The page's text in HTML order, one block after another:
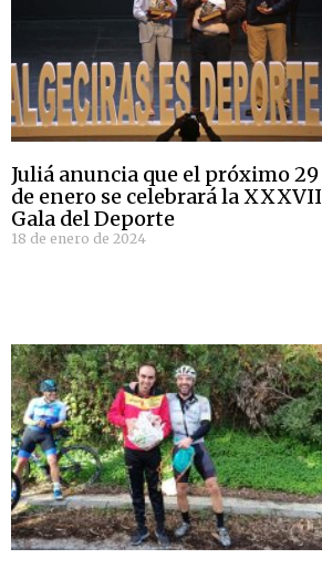
Juliá anuncia que el próximo 29
de enero se celebrará la XXXVII
Gala del Deporte
18 de enero de 2024